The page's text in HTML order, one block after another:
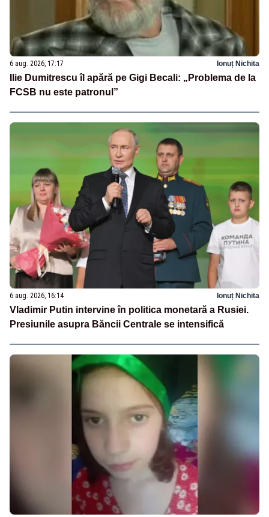
6 aug. 2026, 17:17 Ionuț Nichita
Ilie Dumitrescu îl apără pe Gigi Becali: „Problema de la
FCSB nu este patronul”
6 aug. 2026, 16:14 Ionuț Nichita
Vladimir Putin intervine în politica monetară a Rusiei.
Presiunile asupra Băncii Centrale se intensifică